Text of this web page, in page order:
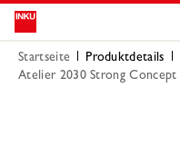
Startseite Produktdetails
Atelier 2030 Strong Concept